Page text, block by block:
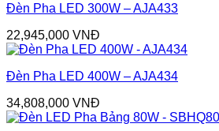
Đèn Pha LED 300W – AJA433
22,945,000 VNĐ
Đèn Pha LED 400W – AJA434
34,808,000 VNĐ